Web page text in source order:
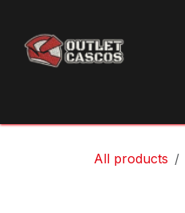
All products